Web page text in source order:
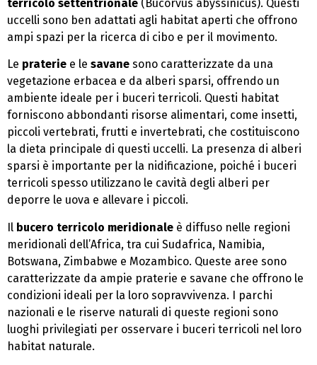
terricolo settentrionale (Bucorvus abyssinicus). Questi
uccelli sono ben adattati agli habitat aperti che offrono
ampi spazi per la ricerca di cibo e per il movimento.
Le praterie e le savane sono caratterizzate da una
vegetazione erbacea e da alberi sparsi, offrendo un
ambiente ideale per i buceri terricoli. Questi habitat
forniscono abbondanti risorse alimentari, come insetti,
piccoli vertebrati, frutti e invertebrati, che costituiscono
la dieta principale di questi uccelli. La presenza di alberi
sparsi è importante per la nidificazione, poiché i buceri
terricoli spesso utilizzano le cavità degli alberi per
deporre le uova e allevare i piccoli.
Il bucero terricolo meridionale è diffuso nelle regioni
meridionali dell’Africa, tra cui Sudafrica, Namibia,
Botswana, Zimbabwe e Mozambico. Queste aree sono
caratterizzate da ampie praterie e savane che offrono le
condizioni ideali per la loro sopravvivenza. I parchi
nazionali e le riserve naturali di queste regioni sono
luoghi privilegiati per osservare i buceri terricoli nel loro
habitat naturale.